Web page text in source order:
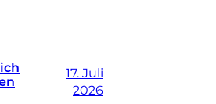
17. Juli
2026